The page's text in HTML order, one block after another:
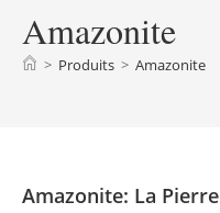
Amazonite
> Produits > Amazonite
Amazonite: La Pierre